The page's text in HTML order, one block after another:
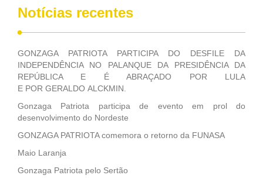
Notícias recentes
GONZAGA PATRIOTA PARTICIPA DO DESFILE DA
INDEPENDÊNCIA NO PALANQUE DA PRESIDÊNCIA DA
REPÚBLICA E É ABRAÇADO POR LULA
E POR GERALDO ALCKMIN.
Gonzaga Patriota participa de evento em prol do
desenvolvimento do Nordeste
GONZAGA PATRIOTA comemora o retorno da FUNASA
Maio Laranja
Gonzaga Patriota pelo Sertão